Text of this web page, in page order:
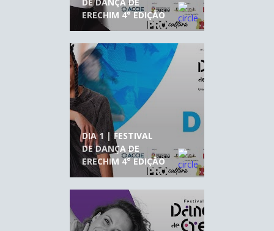
ERECHIM 4° EDIÇÃO
DIA 1 | FESTIVAL
DE DANÇA DE
ERECHIM 4° EDIÇÃO